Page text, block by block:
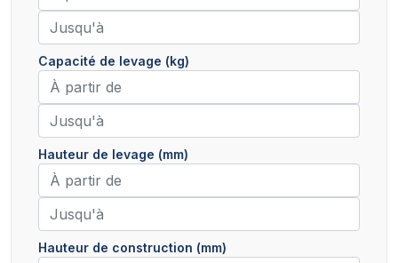
Capacité de levage (kg)
Hauteur de levage (mm)
Hauteur de construction (mm)